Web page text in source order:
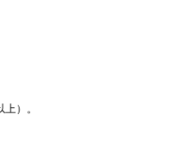
）。